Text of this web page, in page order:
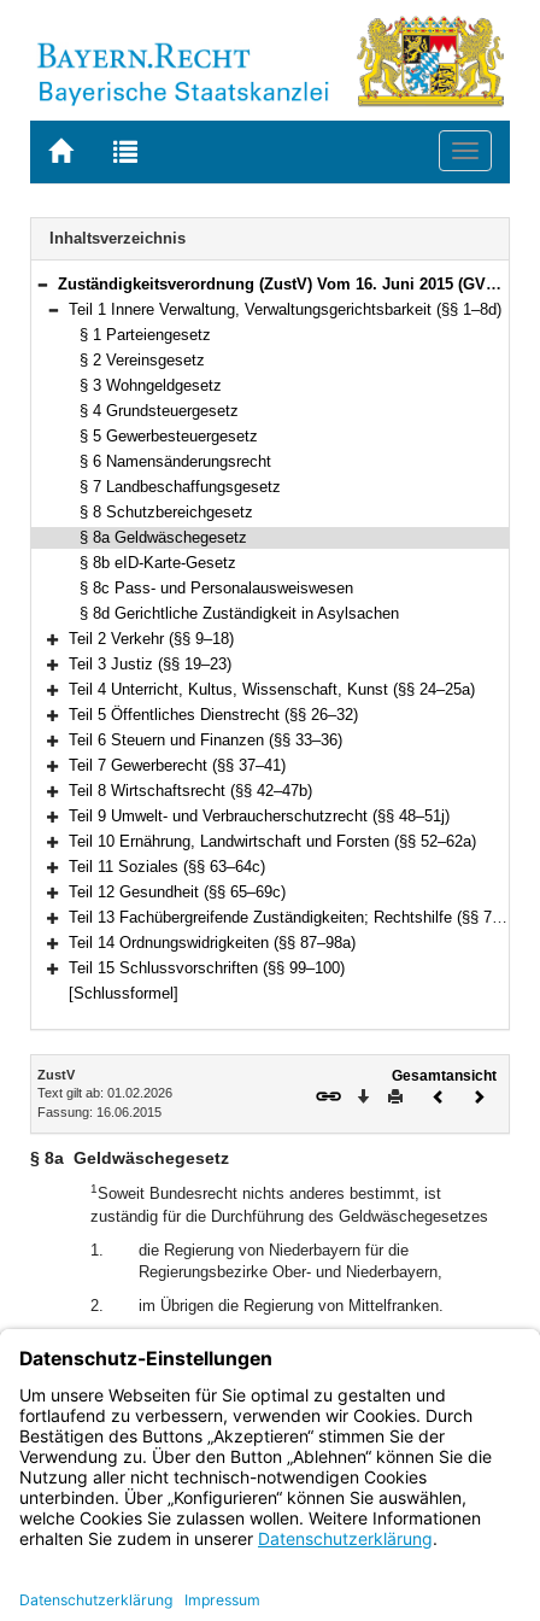
Zur
BAYERN.RECHT
Zur
letzten
Suche
Toggle
Navigation
Inhaltsverzeichnis
Bereich reduzieren
Zuständigkeitsverordnung (ZustV) Vom 16. Juni 2015 (GVBl. S. 184) BayRS 2015-1-1-V (§§ 1–100)
Bereich reduzieren
Teil 1 Innere Verwaltung, Verwaltungsgerichtsbarkeit (§§ 1–8d)
§ 1 Parteiengesetz
§ 2 Vereinsgesetz
§ 3 Wohngeldgesetz
§ 4 Grundsteuergesetz
§ 5 Gewerbesteuergesetz
§ 6 Namensänderungsrecht
§ 7 Landbeschaffungsgesetz
§ 8 Schutzbereichgesetz
§ 8a Geldwäschegesetz
§ 8b eID-Karte-Gesetz
§ 8c Pass- und Personalausweiswesen
§ 8d Gerichtliche Zuständigkeit in Asylsachen
Bereich erweitern
Teil 2 Verkehr (§§ 9–18)
Bereich erweitern
Teil 3 Justiz (§§ 19–23)
Bereich erweitern
Teil 4 Unterricht, Kultus, Wissenschaft, Kunst (§§ 24–25a)
Bereich erweitern
Teil 5 Öffentliches Dienstrecht (§§ 26–32)
Bereich erweitern
Teil 6 Steuern und Finanzen (§§ 33–36)
Bereich erweitern
Teil 7 Gewerberecht (§§ 37–41)
Bereich erweitern
Teil 8 Wirtschaftsrecht (§§ 42–47b)
Bereich erweitern
Teil 9 Umwelt- und Verbraucherschutzrecht (§§ 48–51j)
Bereich erweitern
Teil 10 Ernährung, Landwirtschaft und Forsten (§§ 52–62a)
Bereich erweitern
Teil 11 Soziales (§§ 63–64c)
Bereich erweitern
Teil 12 Gesundheit (§§ 65–69c)
Bereich erweitern
Teil 13 Fachübergreifende Zuständigkeiten; Rechtshilfe (§§ 70–86)
Bereich erweitern
Teil 14 Ordnungswidrigkeiten (§§ 87–98a)
Bereich erweitern
Teil 15 Schlussvorschriften (§§ 99–100)
[Schlussformel]
Inhalt
ZustV
Text gilt ab: 01.02.2026
Fassung: 16.06.2015
Gesamtansicht
Download
DruckenVorheriges
§ 8a Geldwäschegesetz
1Soweit Bundesrecht nichts anderes bestimmt, ist
zuständig für die Durchführung des Geldwäschegesetzes
1.
die Regierung von Niederbayern für die
Regierungsbezirke Ober- und Niederbayern,
2.
im Übrigen die Regierung von Mittelfranken.
2Die Zuständigkeit der für die Erteilung der
glücksspielrechtlichen Erlaubnis für Spielbanken und für
Veranstalter und Vermittler von Glücksspielen im Internet
zuständigen Behörden bleibt unberührt.
Bayern.de
BayernPortal
Impressum